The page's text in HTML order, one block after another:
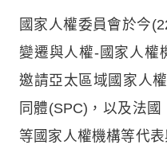
國家人權委員會於今
變遷與人權-國家人權
邀請亞太區域國家人
同體(SPC)，以及法
等國家人權機構等代